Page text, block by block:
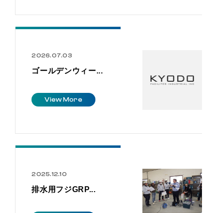
2026.07.03
ゴールデンウィー...
ViewMore
2025.12.10
排水用フジGRP...